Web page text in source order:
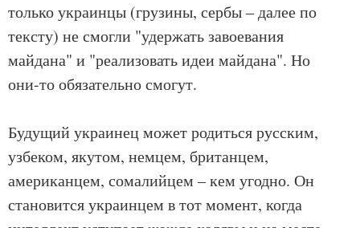
только украинцы (грузины, сербы – далее по
тексту) не смогли "удержать завоевания
майдана" и "реализовать идеи майдана". Но
они-то обязательно смогут.
Будущий украинец может родиться русским,
узбеком, якутом, немцем, британцем,
американцем, сомалийцем – кем угодно. Он
становится украинцем в тот момент, когда